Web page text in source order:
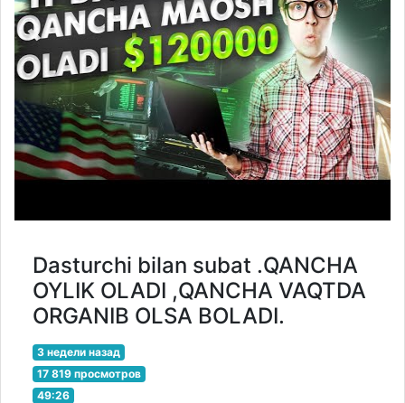
Dasturchi bilan subat .QANCHA
OYLIK OLADI ,QANCHA VAQTDA
ORGANIB OLSA BOLADI.
3 недели назад
17 819 просмотров
49:26